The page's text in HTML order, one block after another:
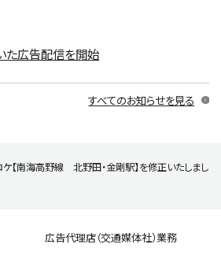
た広告配信を開始
すべてのお知らせを見る
【南海高野線 北野田・金剛駅】を修正いたしまし
広告代理店（交通媒体社）業務